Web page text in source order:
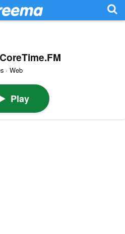
· Web
Play